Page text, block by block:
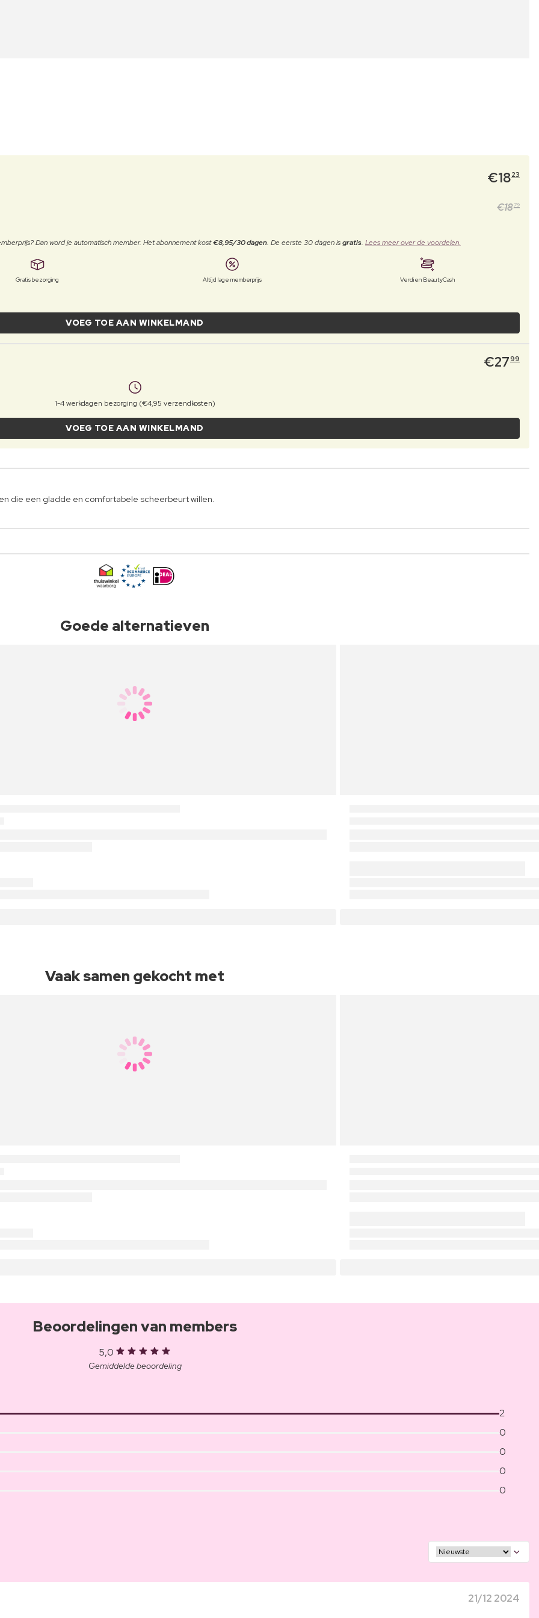
€1823
€18 79
Dan word je automatisch member. Het abonnement kost€8,95/30 dagen. De eerste 30 dagen isgratis. Lees meer over de voordelen.
Gratis bezorging Altijd lage memberprijs Verdien BeautyCash
VOEG TOE AAN WINKELMAND
€2799
1-4 werkdagen bezorging (€4,95 verzendkosten)
VOEG TOE AAN WINKELMAND
die een gladde en comfortabele scheerbeurt willen.
Goede alternatieven
Vaak samen gekocht met
Beoordelingen van members
5,0
Gemiddelde beoordeling
2
0
0
0
0
21/12 2024